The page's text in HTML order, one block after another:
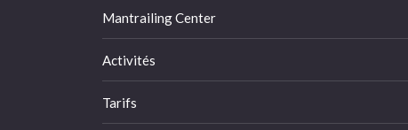
Mantrailing Center
Activités
Tarifs